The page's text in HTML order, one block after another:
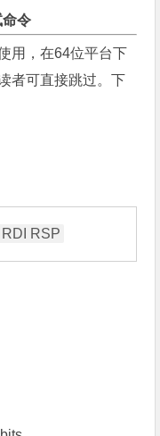
令
用，在64位平台下
者可直接跳过。下